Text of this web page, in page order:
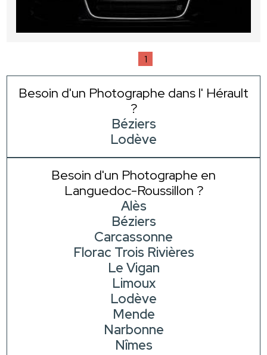
1
Besoin d'un Photographe dans l' Hérault
?
Béziers
Lodève
Besoin d'un Photographe en
Languedoc-Roussillon ?
Alès
Béziers
Carcassonne
Florac Trois Rivières
Le Vigan
Limoux
Lodève
Mende
Narbonne
Nîmes